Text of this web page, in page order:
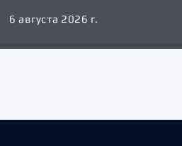
6 августа 2026 г.